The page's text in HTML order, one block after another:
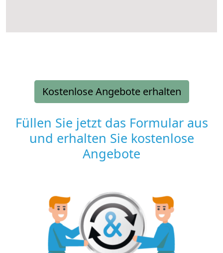
Kostenlose Angebote erhalten
Füllen Sie jetzt das Formular aus
und erhalten Sie kostenlose
Angebote